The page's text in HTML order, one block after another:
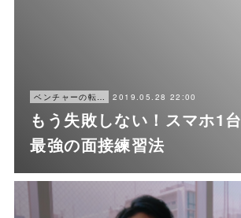
ベンチャーの転職ノウハウ 2019.05.28 22:00
もう失敗しない！スマホ1
最強の面接練習法